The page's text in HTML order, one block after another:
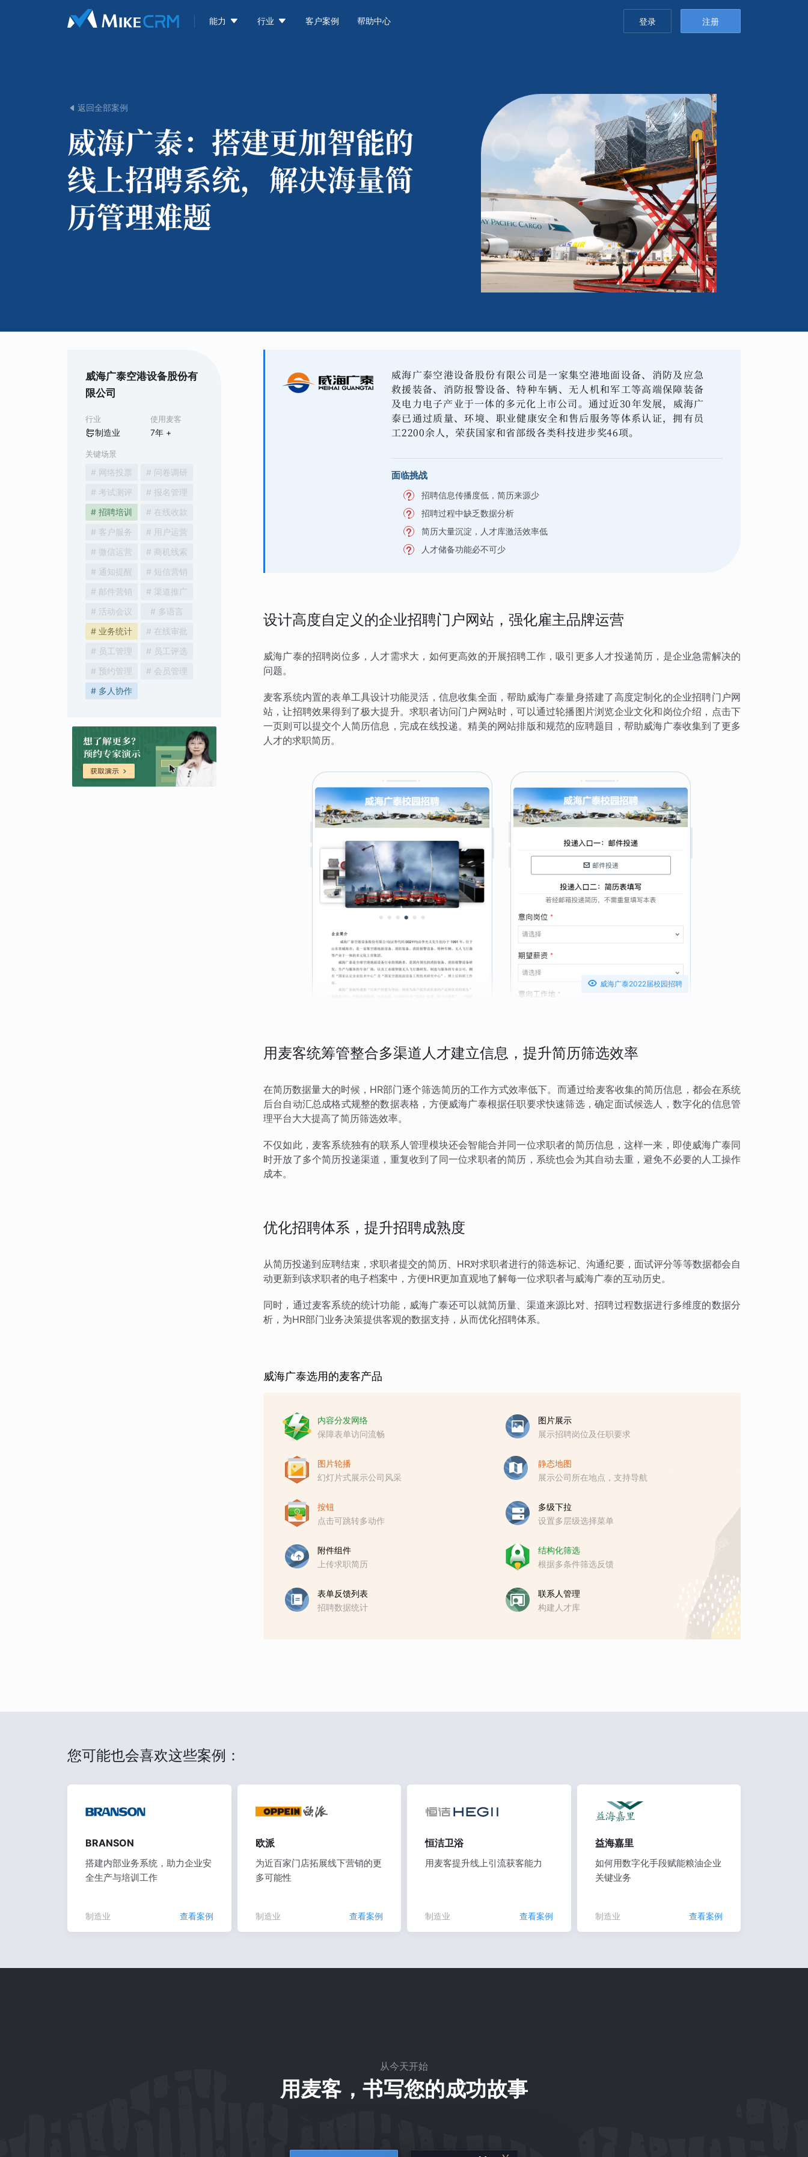
能力  行业  客户案例 帮助中心 登录 注册
 返回全部案例
威海广泰： 搭建更加智能的
线上招聘系统，解决海量简
历管理难题
威海广泰空港设备股份有
限公司
行业
制造业
使用麦客
7年 +
关键场景
# 网络投票
# 问卷调研
# 考试测评
# 报名管理
# 招聘培训
# 在线收款
# 客户服务
# 用户运营
# 微信运营
# 商机线索
# 通知提醒
# 短信营销
# 邮件营销
# 渠道推广
# 活动会议
# 多语言
# 业务统计
# 在线审批
# 员工管理
# 员工评选
# 预约管理
# 会员管理
# 多人协作
威海广泰空港设备股份有限公司是一家集空港地面设备、消防及应急
救援装备、消防报警设备、特种车辆、无人机和军工等高端保障装备
及电力电子产业于一体的多元化上市公司。通过近30年发展，威海广
泰已通过质量、环境、职业健康安全和售后服务等体系认证，拥有员
工2200余人，荣获国家和省部级各类科技进步奖46项。
面临挑战
招聘信息传播度低，简历来源少
招聘过程中缺乏数据分析
简历大量沉淀，人才库激活效率低
人才储备功能必不可少
设计高度自定义的企业招聘门户网站，强化雇主品牌运营
威海广泰的招聘岗位多，人才需求大，如何更高效的开展招聘工作，吸引更多人才投递简历，是企业急需解决的
问题。
麦客系统内置的表单工具设计功能灵活，信息收集全面，帮助威海广泰量身搭建了高度定制化的企业招聘门户网
站，让招聘效果得到了极大提升。求职者访问门户网站时，可以通过轮播图片浏览企业文化和岗位介绍，点击下
一页则可以提交个人简历信息，完成在线投递。精美的网站排版和规范的应聘题目，帮助威海广泰收集到了更多
人才的求职简历。
 威海广泰2022届校园招聘
用麦客统筹管整合多渠道人才建立信息，提升简历筛选效率
在简历数据量大的时候，HR部门逐个筛选简历的工作方式效率低下。而通过给麦客收集的简历信息，都会在系统
后台自动汇总成格式规整的数据表格，方便威海广泰根据任职要求快速筛选，确定面试候选人，数字化的信息管
理平台大大提高了简历筛选效率。
不仅如此，麦客系统独有的联系人管理模块还会智能合并同一位求职者的简历信息，这样一来，即使威海广泰同
时开放了多个简历投递渠道，重复收到了同一位求职者的简历，系统也会为其自动去重，避免不必要的人工操作
成本。
优化招聘体系，提升招聘成熟度
从简历投递到应聘结束，求职者提交的简历、HR对求职者进行的筛选标记、沟通纪要，面试评分等等数据都会自
动更新到该求职者的电子档案中，方便HR更加直观地了解每一位求职者与威海广泰的互动历史。
同时，通过麦客系统的统计功能，威海广泰还可以就简历量、渠道来源比对、招聘过程数据进行多维度的数据分
析，为HR部门业务决策提供客观的数据支持，从而优化招聘体系。
威海广泰选用的麦客产品
内容分发网络
保障表单访问流畅
图片展示
展示招聘岗位及任职要求
图片轮播
幻灯片式展示公司风采
静态地图
展示公司所在地点，支持导航
按钮
点击可跳转多动作
多级下拉
设置多层级选择菜单
附件组件
上传求职简历
结构化筛选
根据多条件筛选反馈
表单反馈列表
招聘数据统计
联系人管理
构建人才库
您可能也会喜欢这些案例：
BRANSON
搭建内部业务系统，助力企业安
全生产与培训工作
制造业 查看案例
欧派
为近百家门店拓展线下营销的更
多可能性
制造业 查看案例
恒洁卫浴
用麦客提升线上引流获客能力
制造业 查看案例
益海嘉里
如何用数字化手段赋能粮油企业
关键业务
制造业 查看案例
从今天开始
用麦客，书写您的成功故事